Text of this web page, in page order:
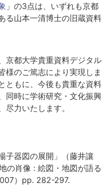
」の3点は、いずれも京都
る山本一清博士の旧蔵資料
京都大学貴重資料デジタル
様のご篤志により実現しま
ともに、今後も貴重な資料
同時に学術研究・文化振興
力いたします。
子器図の展開」（藤井讓
の肖像 : 絵図・地図が語る
）pp. 282-297.